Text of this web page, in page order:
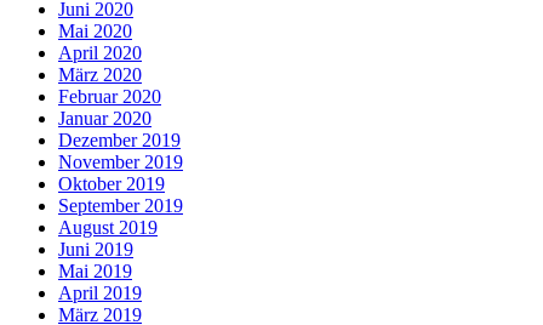
Juni 2020
Mai 2020
April 2020
März 2020
Februar 2020
Januar 2020
Dezember 2019
November 2019
Oktober 2019
September 2019
August 2019
Juni 2019
Mai 2019
April 2019
März 2019